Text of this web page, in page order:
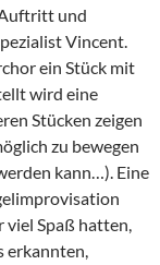
und
Vincent.
ein Stück mit
wird eine
Stücken zeigen
zu bewegen
kann…). Eine
viel Spaß hatten,
erkannten,